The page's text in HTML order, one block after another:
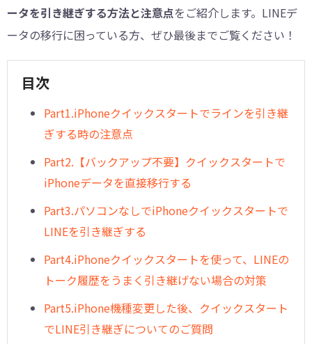
ータを引き継ぎする方法と注意点をご紹介します。LINEデ
ータの移行に困っている方、ぜひ最後までご覧ください！
目次
Part1.iPhoneクイックスタートでラインを引き継
ぎする時の注意点
Part2.【バックアップ不要】クイックスタートで
iPhoneデータを直接移行する
Part3.パソコンなしでiPhoneクイックスタートで
LINEを引き継ぎする
Part4.iPhoneクイックスタートを使って、LINEの
トーク履歴をうまく引き継げない場合の対策
Part5.iPhone機種変更した後、クイックスタート
でLINE引き継ぎについてのご質問